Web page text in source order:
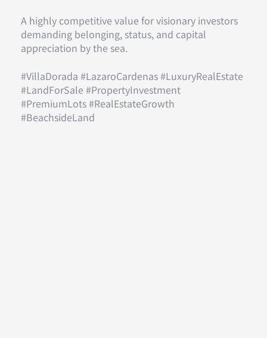
A highly competitive value for visionary investors
demanding belonging, status, and capital
appreciation by the sea.
#VillaDorada #LazaroCardenas #LuxuryRealEstate
#LandForSale #PropertyInvestment
#PremiumLots #RealEstateGrowth
#BeachsideLand